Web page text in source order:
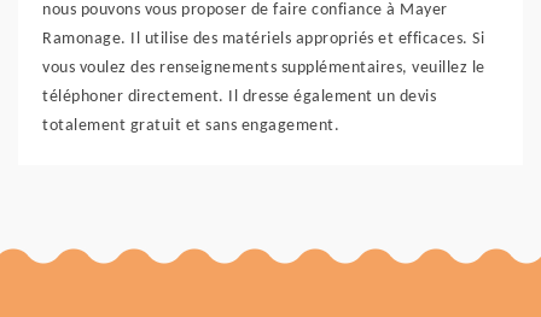
nous pouvons vous proposer de faire confiance à Mayer
Ramonage. Il utilise des matériels appropriés et efficaces. Si
vous voulez des renseignements supplémentaires, veuillez le
téléphoner directement. Il dresse également un devis
totalement gratuit et sans engagement.